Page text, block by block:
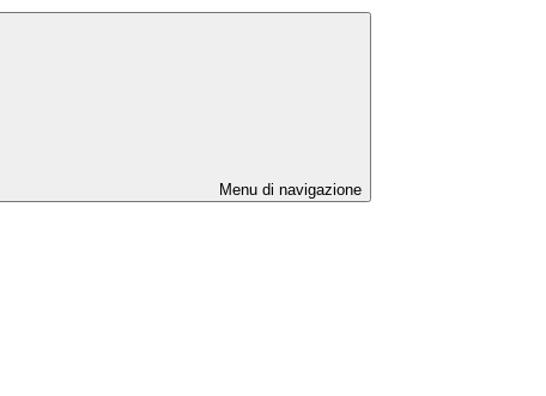
Menu di navigazione